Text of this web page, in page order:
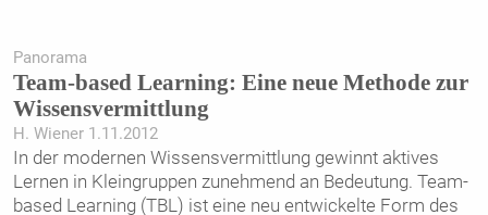
Panorama
Team-based Learning: Eine neue Methode zur
Wissensvermittlung
H. Wiener 1.11.2012
In der modernen Wissensvermittlung gewinnt aktives
Lernen in Kleingruppen zunehmend an Bedeutung. Team-
based Learning (TBL) ist eine neu entwickelte Form des